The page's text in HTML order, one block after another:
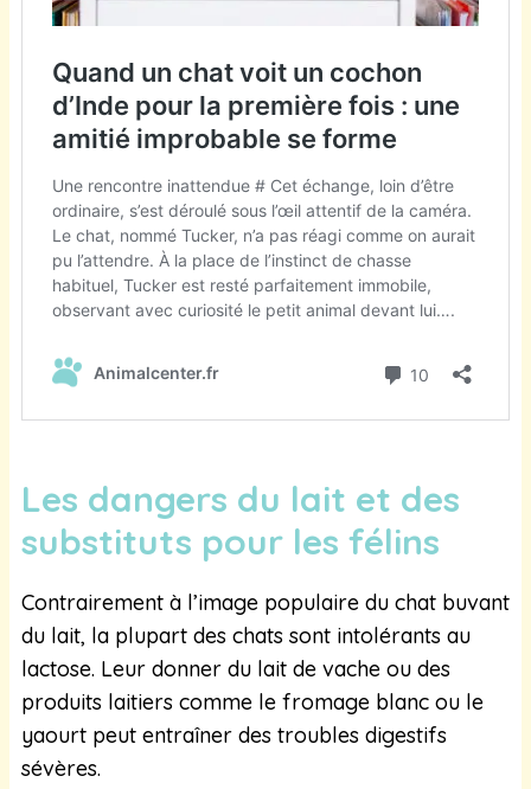
Les dangers du lait et des
substituts pour les félins
Contrairement à l’image populaire du chat buvant
du lait, la plupart des chats sont intolérants au
lactose. Leur donner du lait de vache ou des
produits laitiers comme le fromage blanc ou le
yaourt peut entraîner des troubles digestifs
sévères.